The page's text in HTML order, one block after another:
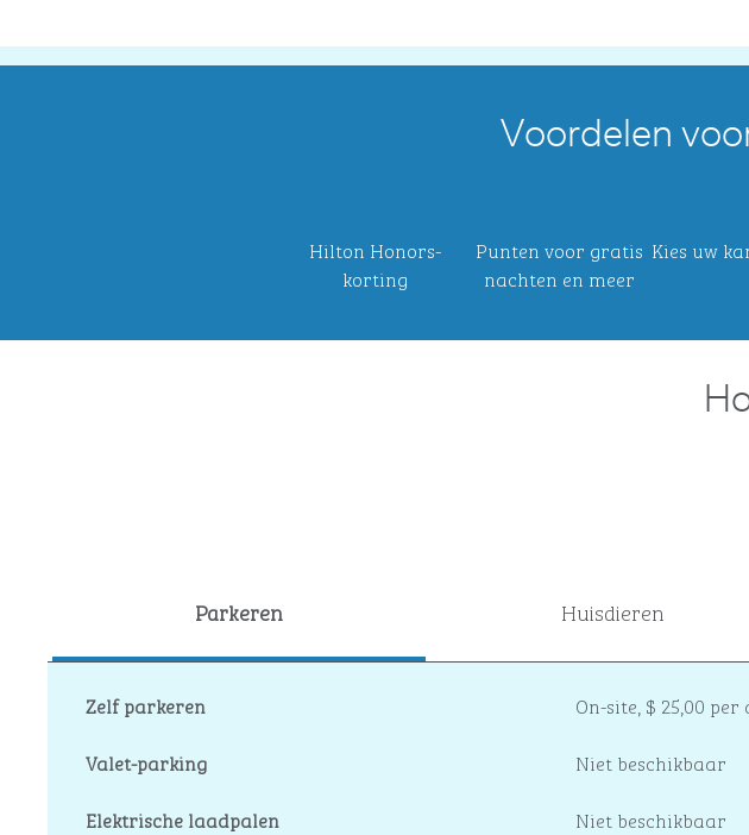
Voordelen
Hilton Honors-
korting
Punten voor gratis
nachten en meer
Kies uw
Parkeren Huisdieren
Zelf parkeren On-site, $ 25,00 per
Valet-parking
Niet beschikbaar
Elektrische laadpalen
Niet beschikbaar